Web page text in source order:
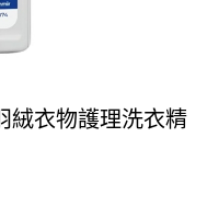
絨衣物護理洗衣精